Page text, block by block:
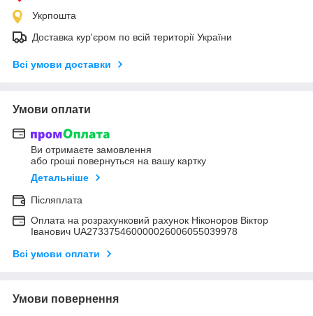
Укрпошта
Доставка кур'єром по всій території України
Всі умови доставки
Умови оплати
Ви отримаєте замовлення
або гроші повернуться на вашу картку
Детальніше
Післяплата
Оплата на розрахунковий рахунок Ніконоров Віктор
Іванович UA273375460000026006055039978
Всі умови оплати
Умови повернення